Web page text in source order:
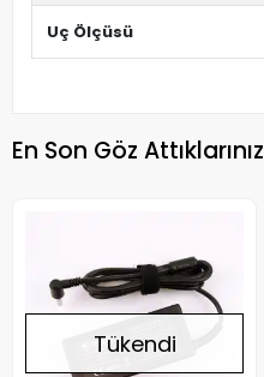
Uç Ölçüsü
En Son Göz Attıklarınız
Tükendi